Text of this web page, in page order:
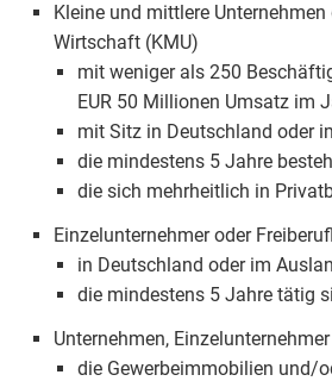
Kleine und mittlere
Wirtschaft (KMU)
mit weniger als 250
EUR 50 Millionen Umsatz im
mit Sitz in Deutschland oder
die mindestens 5 Jahre
die sich mehrheitlich in
Einzelunternehmer oder
in Deutschland oder im
die mindestens 5 Jahre tätig
Unternehmen,
die Gewerbeimmobilien und/